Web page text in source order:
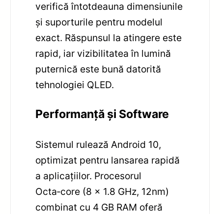
verifică întotdeauna dimensiunile
și suporturile pentru modelul
exact. Răspunsul la atingere este
rapid, iar vizibilitatea în lumină
puternică este bună datorită
tehnologiei QLED.
Performanță și Software
Sistemul rulează Android 10,
optimizat pentru lansarea rapidă
a aplicațiilor. Procesorul
Octa‑core (8 x 1.8 GHz, 12nm)
combinat cu 4 GB RAM oferă